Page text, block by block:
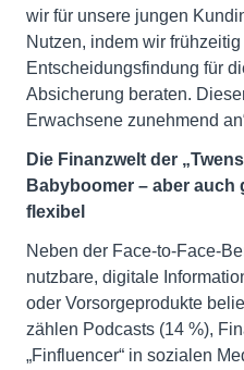
wir für unsere jungen
Nutzen, indem wir
Entscheidungsfindung für
Absicherung beraten.
Erwachsene zunehmend
Die Finanzwelt der
Babyboomer – aber auch
flexibel
Neben der Face-to-Face-
nutzbare, digitale
oder Vorsorgeprodukte
zählen Podcasts (14 %),
„Finfluencer“ in sozialen